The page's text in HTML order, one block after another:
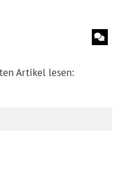
Artikel lesen: